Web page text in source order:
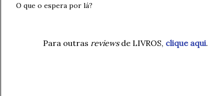
O que o espera por lá?
Para outras reviewsde LIVROS, clique aqui.